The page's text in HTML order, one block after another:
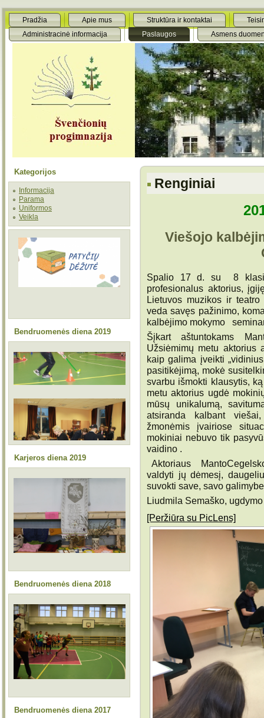
Pradžia Apie mus Struktūra ir kontaktai
Administracinė informacija
Paslaugos Asmens
Kategorijos
Informacija
Parama
Uniformos
Veikla
Bendruomenės diena 2019
Karjeros diena 2019
Bendruomenės diena 2018
Bendruomenės diena 2017
Renginiai
Viešojo
Spalio 17 d. su 8
profesionalus aktorius,
Lietuvos muzikos ir teatro
veda savęs pažinimo,
kalbėjimo mokymo
Šįkart aštuntokams
Užsiėmimų metu aktorius
kaip galima įveikti
pasitikėjimą, mokė
svarbu išmokti klausytis,
metu aktorius ugdė
mūsų unikalumą,
atsiranda kalbant
žmonėmis įvairiose
mokiniai nebuvo tik
vaidino .
Aktoriaus
valdyti jų dėmesį,
suvokti save, savo
Liudmila Semaško,
[Peržiūra su PicLens]